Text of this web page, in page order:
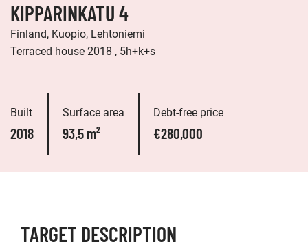
KIPPARINKATU 4
Finland, Kuopio, Lehtoniemi
Terraced house 2018 , 5h+k+s
Built
2018
Surface area
93,5 m²
Debt-free price
€280,000
TARGET DESCRIPTION